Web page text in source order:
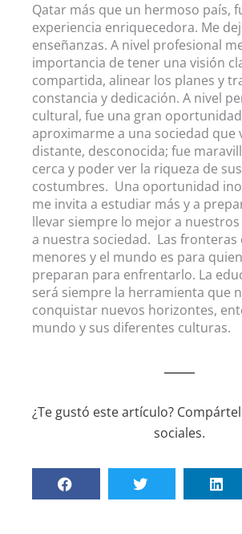
Qatar más que un hermoso país,
experiencia enriquecedora. Me
enseñanzas. A nivel profesional
importancia de tener una visión
compartida, alinear los planes y
constancia y dedicación. A nivel
cultural, fue una gran
aproximarme a una sociedad que
distante, desconocida; fue
cerca y poder ver la riqueza de
costumbres. Una oportunidad
me invita a estudiar más y a
llevar siempre lo mejor a
a nuestra sociedad. Las fronteras
menores y el mundo es para
preparan para enfrentarlo. La
será siempre la herramienta que
conquistar nuevos horizontes,
mundo y sus diferentes culturas.
¿Te gustó este artículo?
sociales.